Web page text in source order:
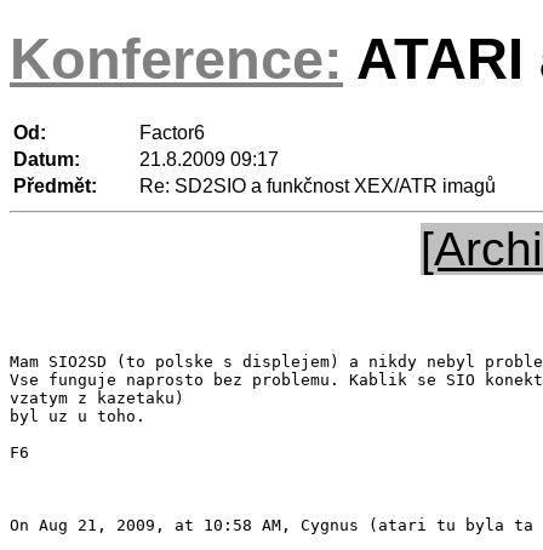
Konference:
Od:
Factor6
Datum:
21.8.2009 09:17
Předmět:
Re: SD2SIO a funkčnost XEX/ATR imagů
Mam SIO2SD (to polske s displejem) a nikdy nebyl
Vse funguje naprosto bez problemu. Kablik se SIO
vzatym z kazetaku)
byl uz u toho.
F6
On Aug 21, 2009, at 10:58 AM, Cygnus (atari tu byla ta